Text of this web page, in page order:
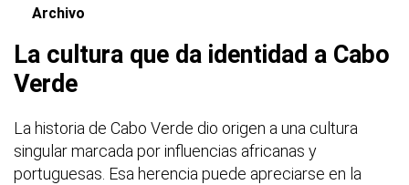
Archivo
La cultura que da identidad a Cabo
Verde
La historia de Cabo Verde dio origen a una cultura
singular marcada por influencias africanas y
portuguesas. Esa herencia puede apreciarse en la